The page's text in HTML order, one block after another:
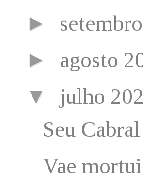
►
► agosto
▼ julho
Seu Cabral
Vae